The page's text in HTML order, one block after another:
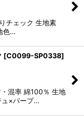
チェック 生地素
色…
[C0099-SP0338]
混率 綿100％ 生地
×パープ…